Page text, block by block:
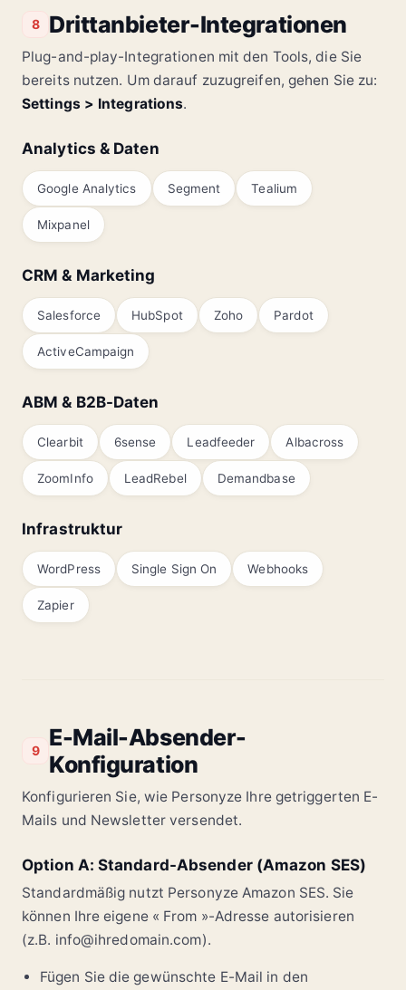
8 Drittanbieter-Integrationen
Plug-and-play-Integrationen mit den Tools, die Sie
bereits nutzen. Um darauf zuzugreifen, gehen Sie zu:
Settings > Integrations.
Analytics & Daten
Google Analytics Segment Tealium
Mixpanel
CRM & Marketing
Salesforce HubSpot Zoho Pardot
ActiveCampaign
ABM & B2B-Daten
Clearbit 6sense Leadfeeder Albacross
ZoomInfo LeadRebel Demandbase
Infrastruktur
WordPress Single Sign On Webhooks
Zapier
9
E-Mail-Absender-
Konfiguration
Konfigurieren Sie, wie Personyze Ihre getriggerten E-
Mails und Newsletter versendet.
Option A: Standard-Absender (Amazon SES)
Standardmäßig nutzt Personyze Amazon SES. Sie
können Ihre eigene « From »-Adresse autorisieren
(z.B. info@ihredomain.com).
Fügen Sie die gewünschte E-Mail in den